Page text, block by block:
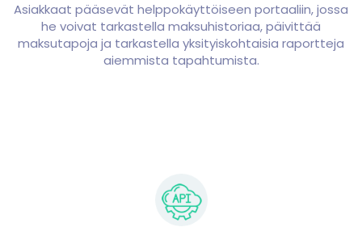
Asiakkaat pääsevät helppokäyttöiseen portaaliin, jossa
he voivat tarkastella maksuhistoriaa, päivittää
maksutapoja ja tarkastella yksityiskohtaisia raportteja
aiemmista tapahtumista.